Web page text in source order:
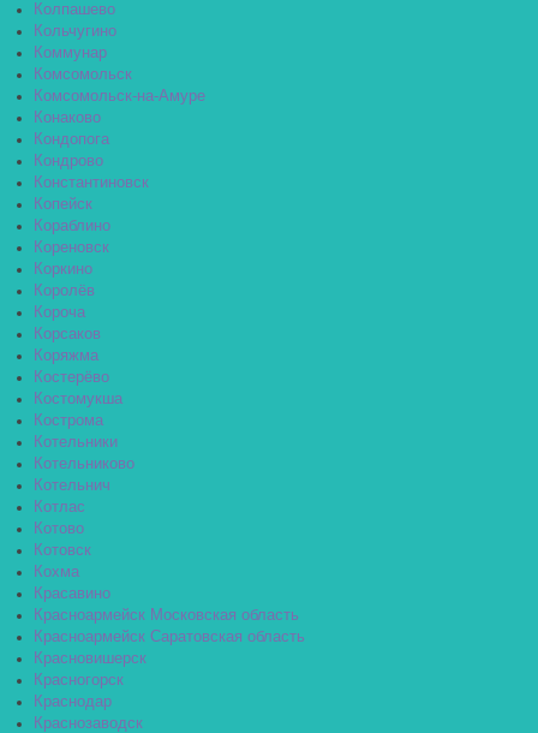
Колпашево
Кольчугино
Коммунар
Комсомольск
Комсомольск-на-Амуре
Конаково
Кондопога
Кондрово
Константиновск
Копейск
Кораблино
Кореновск
Коркино
Королёв
Короча
Корсаков
Коряжма
Костерёво
Костомукша
Кострома
Котельники
Котельниково
Котельнич
Котлас
Котово
Котовск
Кохма
Красавино
Красноармейск Московская область
Красноармейск Саратовская область
Красновишерск
Красногорск
Краснодар
Краснозаводск